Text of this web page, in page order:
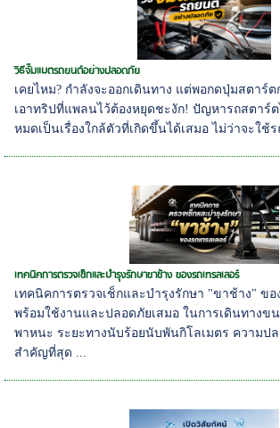
วิธีจั๊มแบตรถยนต์อย่างปลอดภัย
เคยไหม? กำลังจะออกเดินทาง แต่พอกดปุ่มสตาร์ต
เอาทริปที่แพลนไว้ต้องหยุดชะงัก! ปัญหารถสตาร์
หมดเป็นเรื่องใกล้ตัวที่เกิดขึ้นได้เสมอ ไม่ว่าจะใช้
เทคนิคการตรวจเช็กและบำรุงรักษาขาช้าง ของรถเทรลเลอร์
เทคนิคการตรวจเช็กและบำรุงรักษา "ขาช้าง" ขอ
พร้อมใช้งานและปลอดภัยเสมอ ในการเดินทางข
พาหนะ ระยะทางนับร้อยนับพันกิโลเมตร ความป
สำคัญที่สุด ...